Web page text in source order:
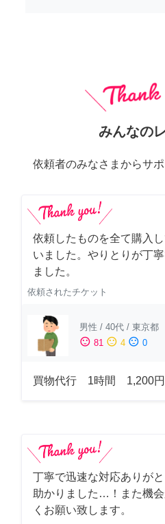
みんなの
依頼者のみなさまからサ
依頼したものを全て購入
いました。やりとりが丁
ました。
依頼されたチケット
男性 / 40代 / 東京都
sentiment_satisfied 81 sentiment_neutral 4 sentiment_dissatisfied 0
買物代行 1時間 1,200円
丁寧で迅速な対応ありが
助かりました…！また機
くお願い致します。